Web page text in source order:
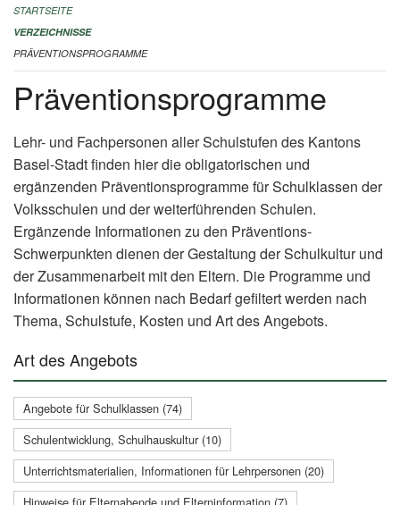
IMPRESSUM
STARTSEITE
VERZEICHNISSE
PRÄVENTIONSPROGRAMME
Präventionsprogramme
Lehr- und Fachpersonen aller Schulstufen des Kantons
Basel-Stadt finden hier die obligatorischen und
ergänzenden Präventionsprogramme für Schulklassen der
Volksschulen und der weiterführenden Schulen.
Ergänzende Informationen zu den Präventions-
Schwerpunkten dienen der Gestaltung der Schulkultur und
der Zusammenarbeit mit den Eltern. Die Programme und
Informationen können nach Bedarf gefiltert werden nach
Thema, Schulstufe, Kosten und Art des Angebots.
Art des Angebots
Angebote für Schulklassen (74)
Schulentwicklung, Schulhauskultur (10)
Unterrichtsmaterialien, Informationen für Lehrpersonen (20)